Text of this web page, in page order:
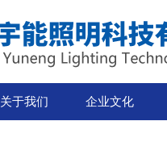
关于我们 企业文化